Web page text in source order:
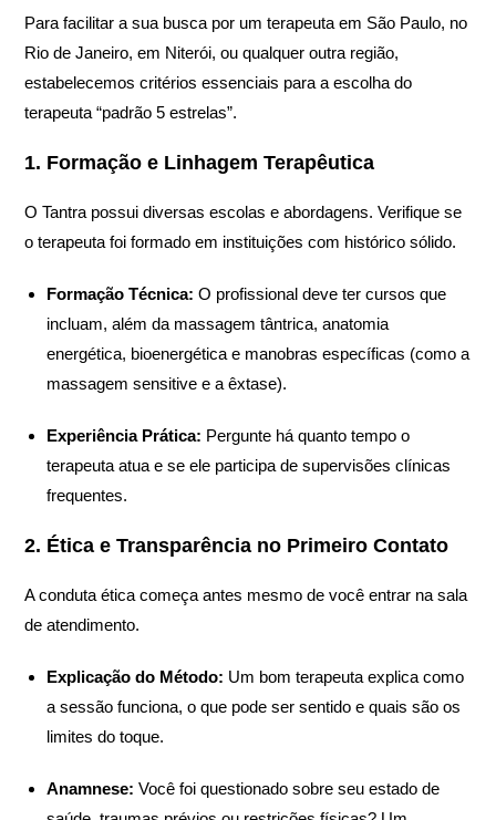
Para facilitar a sua busca por um terapeuta em São Paulo, no
Rio de Janeiro, em Niterói, ou qualquer outra região,
estabelecemos critérios essenciais para a escolha do
terapeuta “padrão 5 estrelas”.
1. Formação e Linhagem Terapêutica
O Tantra possui diversas escolas e abordagens. Verifique se
o terapeuta foi formado em instituições com histórico sólido.
Formação Técnica: O profissional deve ter cursos que
incluam, além da massagem tântrica, anatomia
energética, bioenergética e manobras específicas (como a
massagem sensitive e a êxtase).
Experiência Prática: Pergunte há quanto tempo o
terapeuta atua e se ele participa de supervisões clínicas
frequentes.
2. Ética e Transparência no Primeiro Contato
A conduta ética começa antes mesmo de você entrar na sala
de atendimento.
Explicação do Método: Um bom terapeuta explica como
a sessão funciona, o que pode ser sentido e quais são os
limites do toque.
Anamnese: Você foi questionado sobre seu estado de